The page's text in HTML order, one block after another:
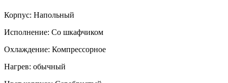
Корпус: Напольный
Исполнение: Со шкафчиком
Охлаждение: Компрессорное
Нагрев: обычный